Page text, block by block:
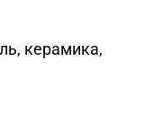
керамика,